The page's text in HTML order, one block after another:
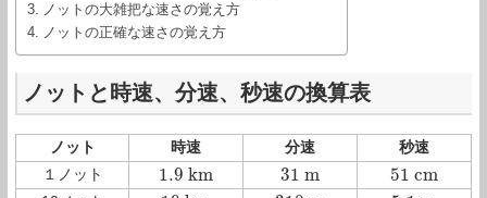
ノットの大雑把な速さの覚え方
ノットの正確な速さの覚え方
ノットと時速、分速、秒速の換算表
ノット 時速 分速
秒速
１ノット
1.9 km
1.9k m 31 m
31m 51 cm
51cm